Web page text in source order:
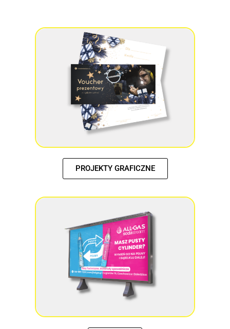
PROJEKTY GRAFICZNE